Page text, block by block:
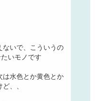
ないで、こういうの
いモノです
は水色とか黄色とか
、、